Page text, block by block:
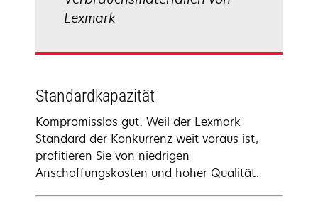
Lexmark
Standardkapazität
Kompromisslos gut. Weil der Lexmark
Standard der Konkurrenz weit voraus ist,
profitieren Sie von niedrigen
Anschaffungskosten und hoher Qualität.